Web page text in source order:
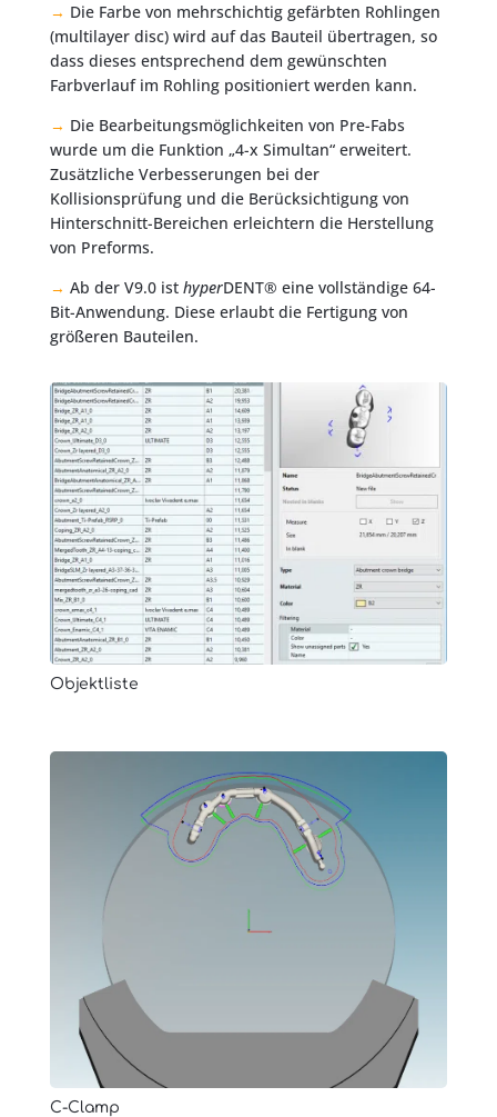
→ Die Farbe von mehrschichtig gefärbten Rohlingen
(multilayer disc) wird auf das Bauteil übertragen, so
dass dieses entsprechend dem gewünschten
Farbverlauf im Rohling positioniert werden kann.
→ Die Bearbeitungsmöglichkeiten von Pre-Fabs
wurde um die Funktion „4-x Simultan“ erweitert.
Zusätzliche Verbesserungen bei der
Kollisionsprüfung und die Berücksichtigung von
Hinterschnitt-Bereichen erleichtern die Herstellung
von Preforms.
→ Ab der V9.0 ist hyperDENT® eine vollständige 64-
Bit-Anwendung. Diese erlaubt die Fertigung von
größeren Bauteilen.
Objektliste
C-Clamp